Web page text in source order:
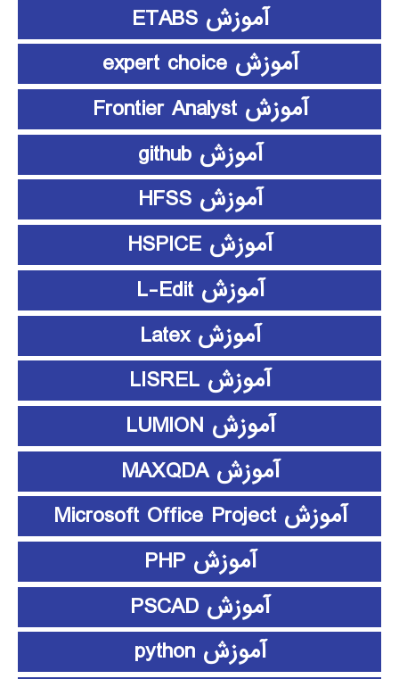
آموزش ETABS
آموزش expert choice
آموزش Frontier Analyst
آموزش github
آموزش HFSS
آموزش HSPICE
آموزش L-Edit
آموزش Latex
آموزش LISREL
آموزش LUMION
آموزش MAXQDA
آموزش Microsoft Office Project
آموزش PHP
آموزش PSCAD
آموزش python